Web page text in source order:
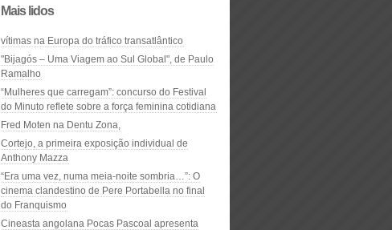
Mais lidos
vítimas na Europa do tráfico transatlântico
"Bijagós – Uma Viagem ao Sul Global", de Paulo
Ramalho
“Mulheres que carregam”: concurso do Festival
do Minuto reflete sobre a força feminina cotidiana
Fred Moten na Dentu Zona,
Cortejo, a primeira exposição individual de
Anthony Mazza
“Era uma vez, numa meia-noite sombria…”: O
cinema clandestino de Pere Portabella no final
do Franquismo
Cineasta angolana Pocas Pascoal apresenta